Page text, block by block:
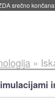
::danes ob 06:09
»